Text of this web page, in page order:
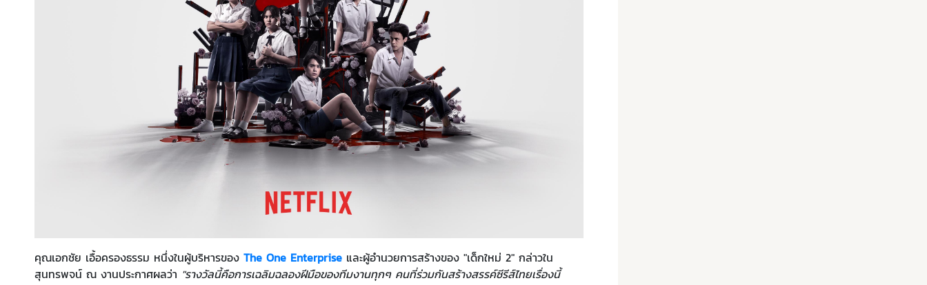
คุณเอกชัย เอื้อครองธรรม หนึ่งในผู้บริหารของ The One Enterprise และผู้อำนวยการสร้างของ "เด็กใหม่ 2" กล่าวใน
สุนทรพจน์ ณ งานประกาศผลว่า "รางวัลนี้คือการเฉลิมฉลองฝีมือของทีมงานทุกๆ คนที่ร่วมกันสร้างสรรค์ซีรีส์ไทยเรื่องนี้